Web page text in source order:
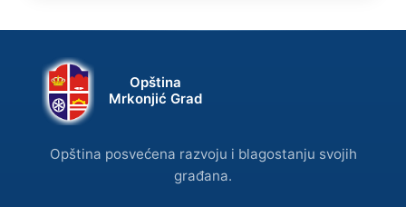
Opština
Mrkonjić Grad
Opština posvećena razvoju i blagostanju svojih
građana.